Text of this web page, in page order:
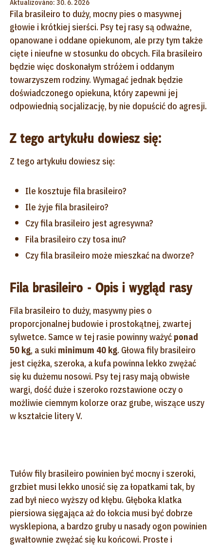
Aktualizováno: 30. 6. 2026
Fila brasileiro to duży, mocny pies o masywnej
głowie i krótkiej sierści. Psy tej rasy są odważne,
opanowane i oddane opiekunom, ale przy tym także
cięte i nieufne w stosunku do obcych. Fila brasileiro
będzie więc doskonałym stróżem i oddanym
towarzyszem rodziny. Wymagać jednak będzie
doświadczonego opiekuna, który zapewni jej
odpowiednią socjalizację, by nie dopuścić do agresji.
Z tego artykułu dowiesz się:
Z tego artykułu dowiesz się:
Ile kosztuje fila brasileiro?
Ile żyje fila brasileiro?
Czy fila brasileiro jest agresywna?
Fila brasileiro czy tosa inu?
Czy fila brasileiro może mieszkać na dworze?
Fila brasileiro - Opis i wygląd rasy
Fila brasileiro to duży, masywny pies o
proporcjonalnej budowie i prostokątnej, zwartej
sylwetce. Samce w tej rasie powinny ważyć ponad
50 kg, a suki minimum 40 kg. Głowa fily brasileiro
jest ciężka, szeroka, a kufa powinna lekko zwężać
się ku dużemu nosowi. Psy tej rasy mają obwisłe
wargi, dość duże i szeroko rozstawione oczy o
możliwie ciemnym kolorze oraz grube, wiszące uszy
w kształcie litery V.
Tułów fily brasileiro powinien być mocny i szeroki,
grzbiet musi lekko unosić się za łopatkami tak, by
zad był nieco wyższy od kłębu. Głęboka klatka
piersiowa sięgająca aż do łokcia musi być dobrze
wysklepiona, a bardzo gruby u nasady ogon powinien
gwałtownie zwężać się ku końcowi. Proste i